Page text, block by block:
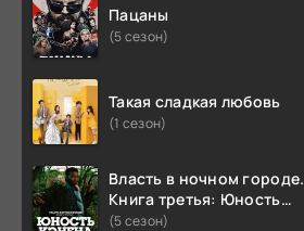
Пацаны
(5 сезон)
Такая сладкая любовь
(1 сезон)
Власть в ночном городе.
Книга третья: Юность
Кэнена
(5 сезон)